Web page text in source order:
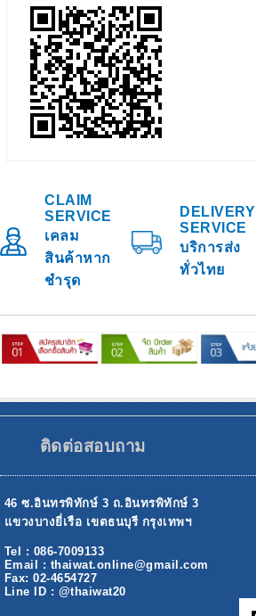
CLAIM
SERVICE
เคลม
สินค้าหาก
ชำรุด
DELIVERY
SERVICE
บริการส่ง
ทั่วไทย
ติดต่อสอบถาม
46 ซ.อินทรพิทักษ์ 3 ถ.อินทรพิทักษ์ 3
แขวงบางยี่เรือ เขตธนบุรี กรุงเทพฯ
Tel : 086-7009133
Email : thaiwat.online@gmail.com
Fax: 02-4654727
Line ID : @thaiwat20